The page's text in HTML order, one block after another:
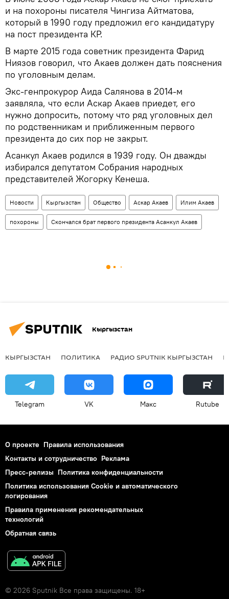
и на похороны писателя Чингиза Айтматова,
который в 1990 году предложил его кандидатуру
на пост президента КР.
В марте 2015 года советник президента Фарид
Ниязов говорил, что Акаев должен дать пояснения
по уголовным делам.
Экс-генпрокурор Аида Салянова в 2014-м
заявляла, что если Аскар Акаев приедет, его
нужно допросить, потому что ряд уголовных дел
по родственникам и приближенным первого
президента до сих пор не закрыт.
Асанкул Акаев родился в 1939 году. Он дважды
избирался депутатом Собрания народных
представителей Жогорку Кенеша.
Новости Кыргызстан Общество Аскар Акаев Илим Акаев
похороны Скончался брат первого президента Асанкул Акаев
Кыргызстан
КЫРГЫЗСТАН ПОЛИТИКА РАДИО SPUTNIK КЫРГЫЗСТАН
Telegram VK Макс Rutube
О проекте Правила использования
Контакты и сотрудничество Реклама
Пресс-релизы Политика конфиденциальности
Политика использования Cookie и автоматического
логирования
Правила применения рекомендательных
технологий
Обратная связь
© 2026 Sputnik Все права защищены. 18+